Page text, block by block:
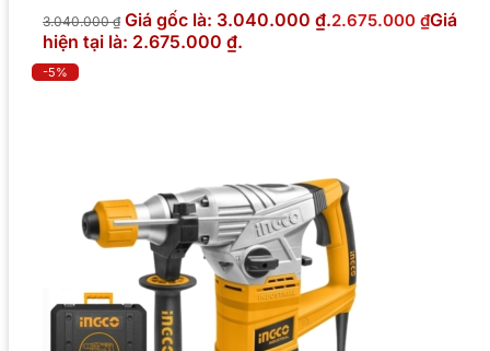
3.040.000₫ Giá gốc là: 3.040.000 ₫.2.675.000 ₫Giá
hiện tại là: 2.675.000 ₫.
-5%